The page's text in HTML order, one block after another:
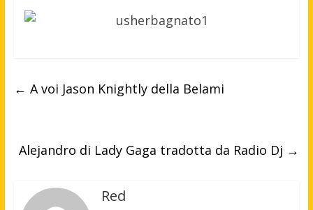
← A voi Jason Knightly della Belami
Alejandro di Lady Gaga tradotta da Radio Dj →
Red